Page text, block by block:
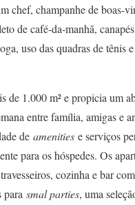
chef, champanhe de boas-
de café-da-manhã,
uso das quadras de tênis
de 1.000 m² e propicia um
entre família, amigas e
de amenities e serviços
para os hóspedes. Os
cozinha e bar
para smal parties, uma